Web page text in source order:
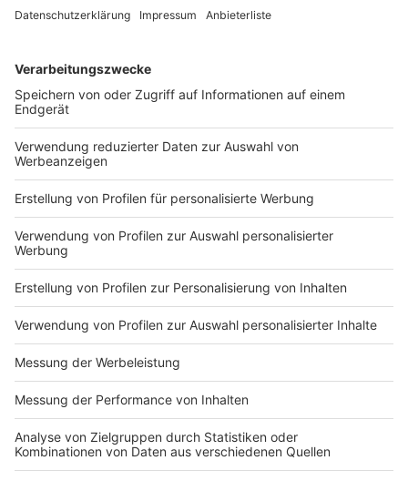
13. Januar 2020, 18.15 Uhr: Island - Russland
13. Januar 2020, 20.30 Uhr: Serbien - Kroatien
13. Januar 2020, 20.30 Uhr: Niederlande - Spanien
14. Januar 2020, 18.15 Uhr: Österreich -
Nordmazedonien
14. Januar 2020, 18.15 Uhr: Bosnien-Herzegowina -
Frankreich
14. Januar 2020, 18.15 Uhr: Schweiz - Slowenien
14. Januar 2020, 20.30 Uhr: Ukraine - Tschechien
14. Januar 2020, 20.30 Uhr: Portugal - Norwegen
14. Januar 2020, 20.30 Uhr: Polen - Schweden
15. Januar 2020, 18.15 Uhr: Island - Ungarn
15. Januar 2020, 20.30 Uhr: Russland - Dänemark